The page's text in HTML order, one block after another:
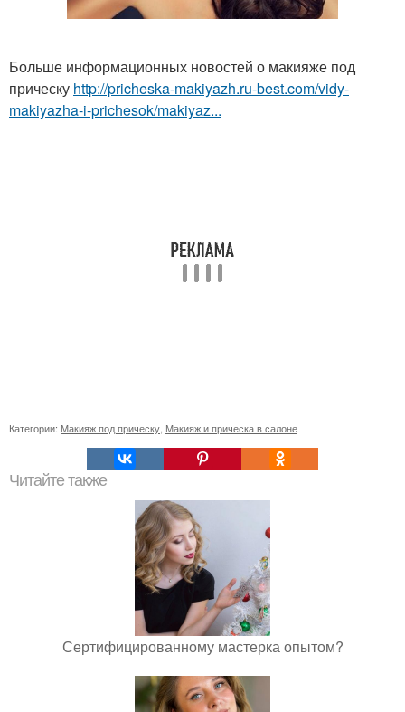
Больше информационных новостей о макияже под
прическу http://pricheska-makiyazh.ru-best.com/vidy-
makiyazha-i-prichesok/makiyaz...
Категории: Макияж под прическу Макияж и прическа в салоне
Читайте также
Сертифицированному мастерка опытом?